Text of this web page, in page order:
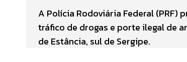
A Polícia Rodoviária Federal
tráfico de drogas e porte ilegal de
de Estância, sul de Sergipe.